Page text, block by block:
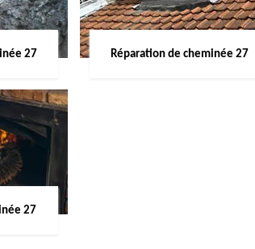
27 Réparation de cheminée 27
27